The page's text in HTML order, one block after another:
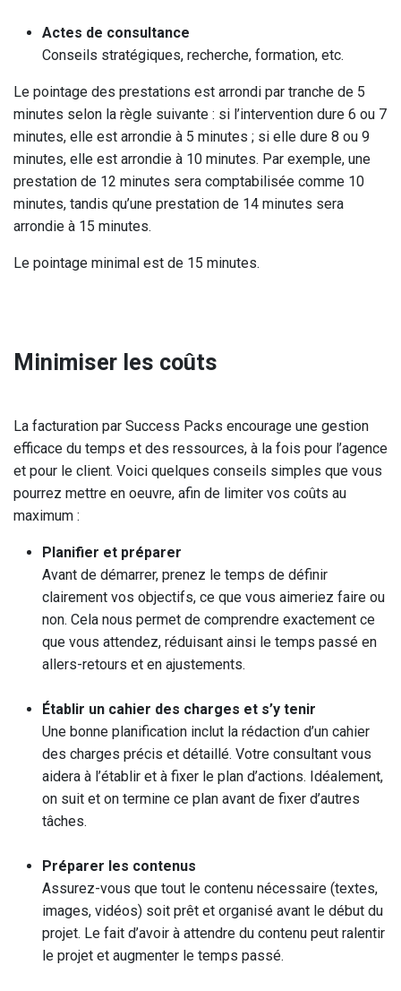
Actes de consultance
Conseils stratégiques, recherche, formation, etc.
Le pointage des prestations est arrondi par tranche de 5
minutes selon la règle suivante : si l’intervention dure 6 ou 7
minutes, elle est arrondie à 5 minutes ; si elle dure 8 ou 9
minutes, elle est arrondie à 10 minutes. Par exemple, une
prestation de 12 minutes sera comptabilisée comme 10
minutes, tandis qu’une prestation de 14 minutes sera
arrondie à 15 minutes.
Le pointage minimal est de 15 minutes.
Minimiser les coûts
La facturation par Success Packs encourage une gestion
efficace du temps et des ressources, à la fois pour l’agence
et pour le client. Voici quelques conseils simples que vous
pourrez mettre en oeuvre, afin de limiter vos coûts au
maximum :
Planifier et préparer
Avant de démarrer, prenez le temps de définir
clairement vos objectifs, ce que vous aimeriez faire ou
non. Cela nous permet de comprendre exactement ce
que vous attendez, réduisant ainsi le temps passé en
allers-retours et en ajustements.
Établir un cahier des charges et s’y tenir
Une bonne planification inclut la rédaction d’un cahier
des charges précis et détaillé. Votre consultant vous
aidera à l’établir et à fixer le plan d’actions. Idéalement,
on suit et on termine ce plan avant de fixer d’autres
tâches.
Préparer les contenus
Assurez-vous que tout le contenu nécessaire (textes,
images, vidéos) soit prêt et organisé avant le début du
projet. Le fait d’avoir à attendre du contenu peut ralentir
le projet et augmenter le temps passé.